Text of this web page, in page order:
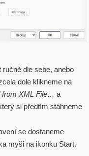
dle sebe, anebo
dole klikneme na
from XML File… a
si předtím stáhneme
se dostaneme
myši na ikonku Start.